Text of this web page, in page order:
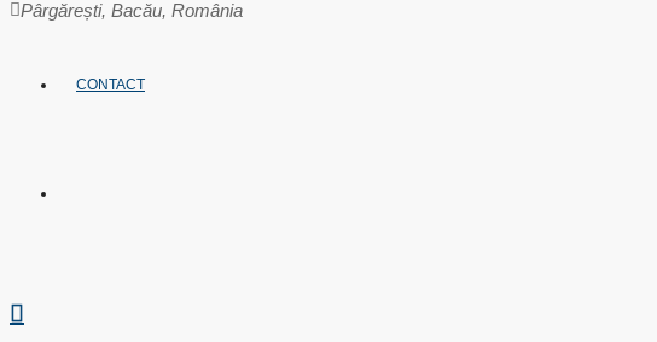
CONTACT
Pârgărești, Bacău, România